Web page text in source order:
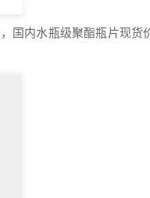
国内水瓶级聚酯瓶片现货